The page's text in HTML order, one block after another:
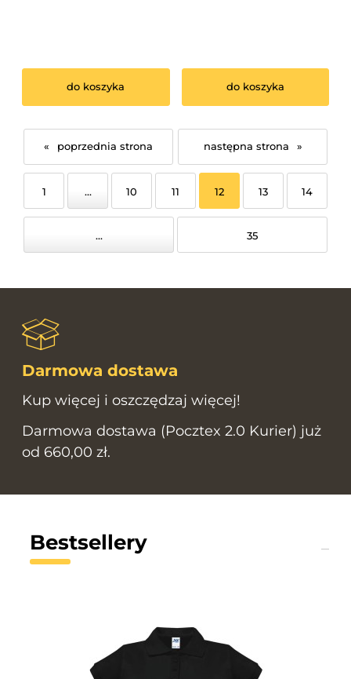
do koszyka do koszyka
«
1 ... 10 11 12 13 14
... 35
»
Darmowa dostawa
Kup więcej i oszczędzaj więcej!
Darmowa dostawa (Pocztex 2.0 Kurier) już
od 660,00 zł.
Bestsellery